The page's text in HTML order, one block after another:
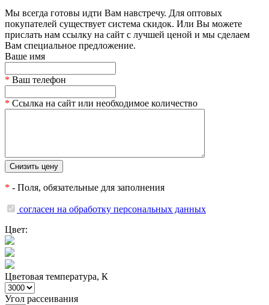
Мы всегда готовы идти Вам навстречу. Для оптовых
покупателей существует система скидок. Или Вы можете
прислать нам ссылку на сайт с лучшей ценой и мы сделаем
Вам специальное предложение.
Ваше имя
* Ваш телефон
* Ссылка на сайт или необходимое количество
* - Поля, обязательные для заполнения
согласен на обработку персональных данных
Цвет:
Цветовая температура, К
Угол рассеивания